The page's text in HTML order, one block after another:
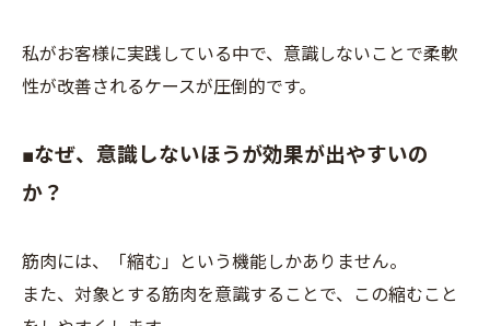
私がお客様に実践している中で、意識しないことで柔軟
性が改善されるケースが圧倒的です。
■なぜ、意識しないほうが効果が出やすいの
か？
筋肉には、「縮む」という機能しかありません。
また、対象とする筋肉を意識することで、この縮むこと